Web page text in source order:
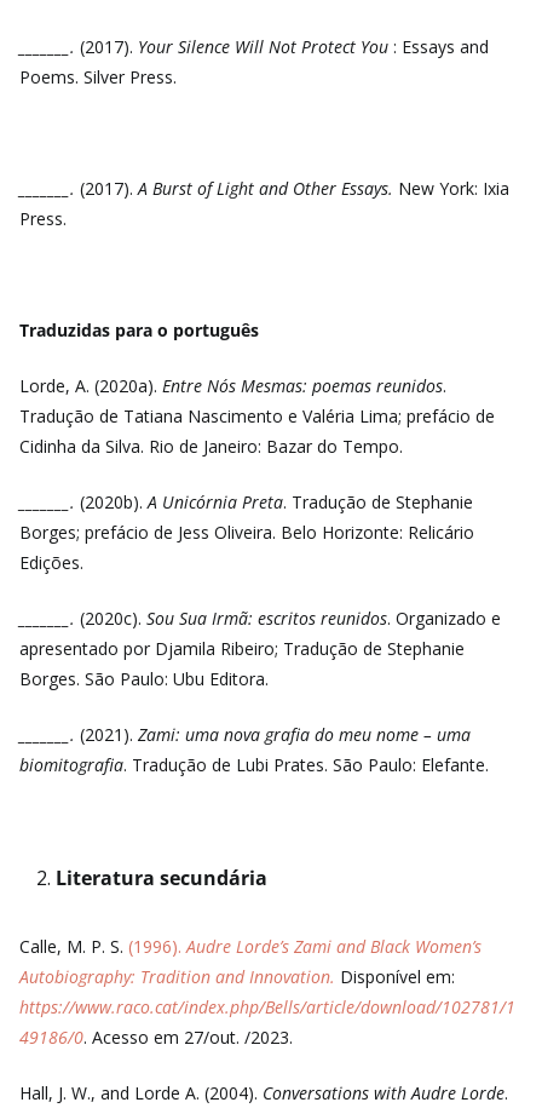
_______. (2017). Your Silence Will Not Protect You : Essays and
Poems. Silver Press.
_______. (2017). A Burst of Light and Other Essays. New York: Ixia
Press.
Traduzidas para o português
Lorde, A. (2020a). Entre Nós Mesmas: poemas reunidos.
Tradução de Tatiana Nascimento e Valéria Lima; prefácio de
Cidinha da Silva. Rio de Janeiro: Bazar do Tempo.
_______. (2020b). A Unicórnia Preta. Tradução de Stephanie
Borges; prefácio de Jess Oliveira. Belo Horizonte: Relicário
Edições.
_______. (2020c). Sou Sua Irmã: escritos reunidos. Organizado e
apresentado por Djamila Ribeiro; Tradução de Stephanie
Borges. São Paulo: Ubu Editora.
_______. (2021). Zami: uma nova grafia do meu nome – uma
biomitografia. Tradução de Lubi Prates. São Paulo: Elefante.
Literatura secundária
Calle, M. P. S. (1996). Audre Lorde’s Zami and Black Women’s
Autobiography: Tradition and Innovation. Disponível em:
https://www.raco.cat/index.php/Bells/article/download/102781/1
49186/0. Acesso em 27/out. /2023.
Hall, J. W., and Lorde A. (2004). Conversations with Audre Lorde.